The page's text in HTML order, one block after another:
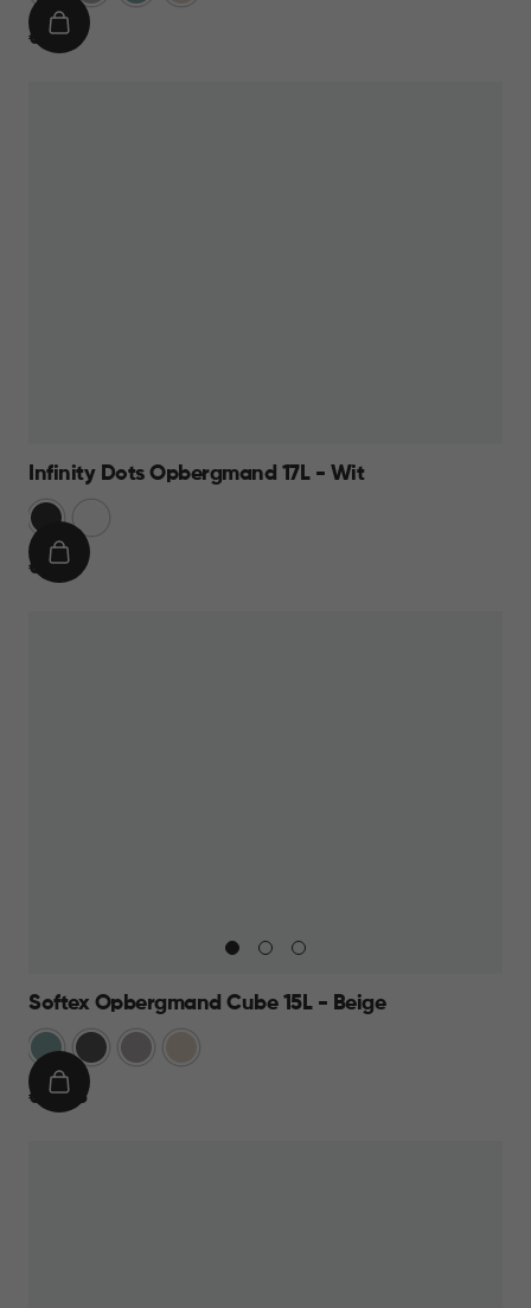
€
€ 8,95
IN
Infinity Dots Opbergmand 17L - Wit
Donkergrijs
€
€ 9,95
IN
Softex Opbergmand Cube 15L - Beige
BlauwAntraciet
TaupeBeige
€
€ 10,95
IN